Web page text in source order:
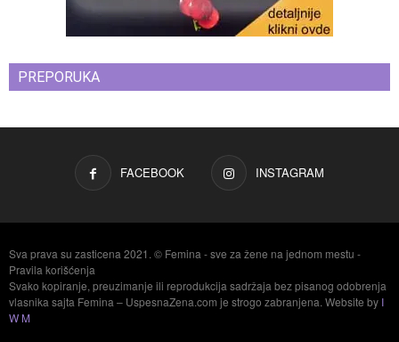
PREPORUKA
FACEBOOK INSTAGRAM
Sva prava su zasticena 2021. © Femina - sve za žene na jednom mestu -
Pravila korišćenja
Svako kopiranje, preuzimanje ili reprodukcija sadržaja bez pisanog odobrenja
vlasnika sajta Femina – UspesnaZena.com je strogo zabranjena. Website by I
W M